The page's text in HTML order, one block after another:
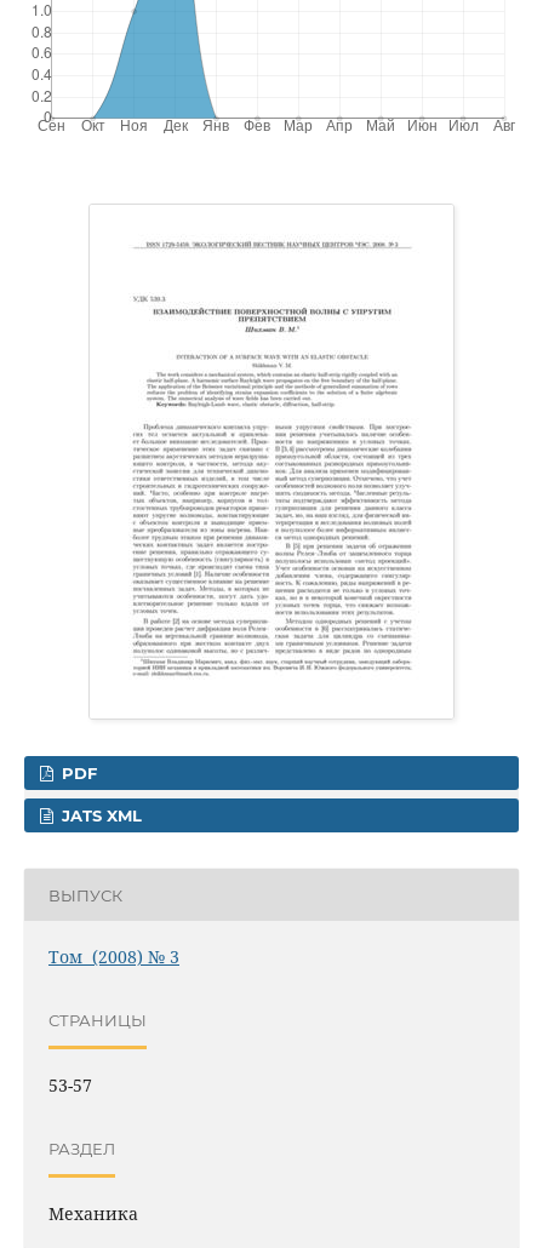
PDF
JATS XML
ВЫПУСК
Том (2008) № 3
СТРАНИЦЫ
53-57
РАЗДЕЛ
Механика